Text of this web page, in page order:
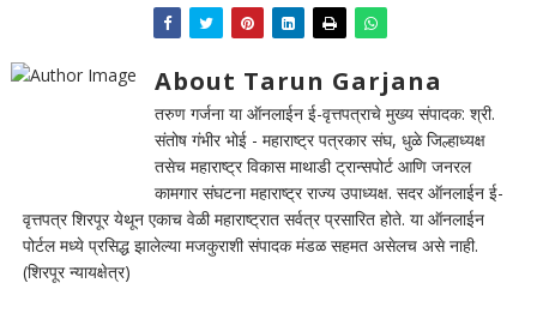
About Tarun Garjana
तरुण गर्जना या ऑनलाईन ई-वृत्तपत्राचे मुख्य संपादक: श्री.
संतोष गंभीर भोई - महाराष्ट्र पत्रकार संघ, धुळे जिल्हाध्यक्ष
तसेच महाराष्ट्र विकास माथाडी ट्रान्सपोर्ट आणि जनरल
कामगार संघटना महाराष्ट्र राज्य उपाध्यक्ष. सदर ऑनलाईन ई-
वृत्तपत्र शिरपूर येथून एकाच वेळी महाराष्ट्रात सर्वत्र प्रसारित होते. या ऑनलाईन
पोर्टल मध्ये प्रसिद्ध झालेल्या मजकुराशी संपादक मंडळ सहमत असेलच असे नाही.
(शिरपूर न्यायक्षेत्र)